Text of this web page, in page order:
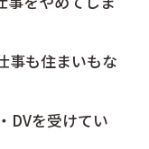
も住まいもな
を受けてい